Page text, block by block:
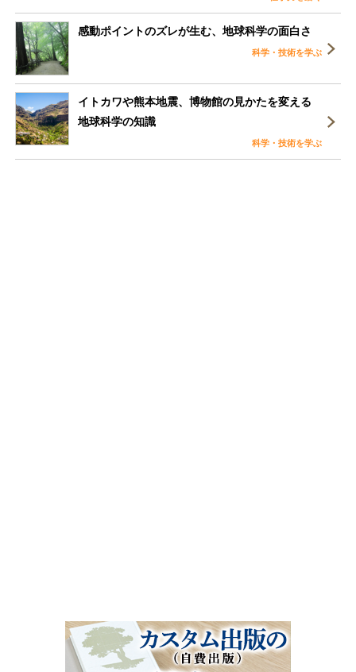
感動ポイントのズレが生む、地球科学の面白さ
科学・技術を学ぶ
イトカワや熊本地震、博物館の見かたを変える
地球科学の知識
科学・技術を学ぶ